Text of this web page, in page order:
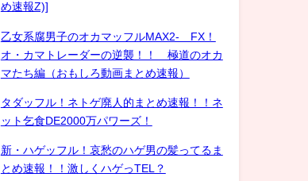
め速報Z)]
乙女系腐男子のオカマッフルMAX2- FX！
オ・カマトレーダーの逆襲！！ 極道のオカ
マたち編（おもしろ動画まとめ速報）
タダッフル！ネトゲ廃人的まとめ速報！！ネ
ット乞食DE2000万パワーズ！
新・ハゲッフル！哀愁のハゲ男の髪ってるま
とめ速報！！激しくハゲっTEL？